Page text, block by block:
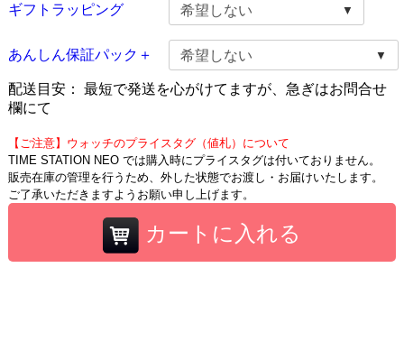
ギフトラッピング
あんしん保証パック＋
配送目安： 最短で発送を心がけてますが、急ぎはお問合せ
欄にて
【ご注意】ウォッチのプライスタグ（値札）について
TIME STATION NEO では購入時にプライスタグは付いておりません。
販売在庫の管理を行うため、外した状態でお渡し・お届けいたします。
ご了承いただきますようお願い申し上げます。
カートに入れる